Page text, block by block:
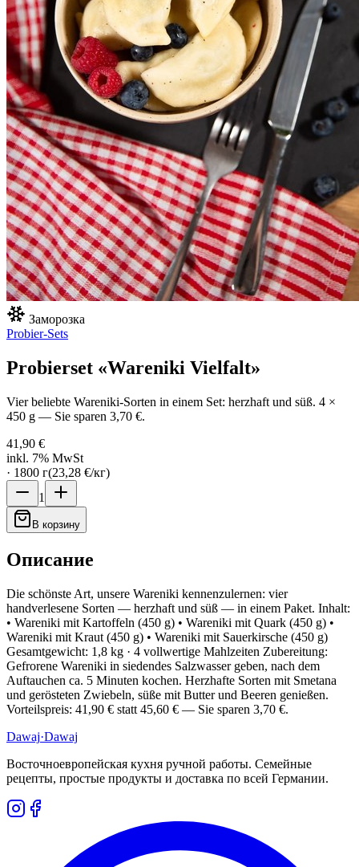
Заморозка
Probier-Sets
Probierset «Wareniki Vielfalt»
Vier beliebte Wareniki-Sorten in einem Set: herzhaft und süß. 4 ×
450 g — Sie sparen 3,70 €.
41,90 €
inkl. 7% MwSt
· 1800 г(23,28 €/кг)
1
В корзину
Описание
Die schönste Art, unsere Wareniki kennenzulernen: vier
handverlesene Sorten — herzhaft und süß — in einem Paket. Inhalt:
• Wareniki mit Kartoffeln (450 g) • Wareniki mit Quark (450 g) •
Wareniki mit Kraut (450 g) • Wareniki mit Sauerkirsche (450 g)
Gesamtgewicht: 1,8 kg · 4 vollwertige Mahlzeiten Zubereitung:
Gefrorene Wareniki in siedendes Salzwasser geben, nach dem
Auftauchen ca. 5 Minuten kochen. Herzhafte Sorten mit Smetana
und gerösteten Zwiebeln, süße mit Butter und Beeren genießen.
Vorteilspreis: 41,90 € statt 45,60 € — Sie sparen 3,70 €.
Dawaj·Dawaj
Восточноевропейская кухня ручной работы. Семейные
рецепты, простые продукты и доставка по всей Германии.